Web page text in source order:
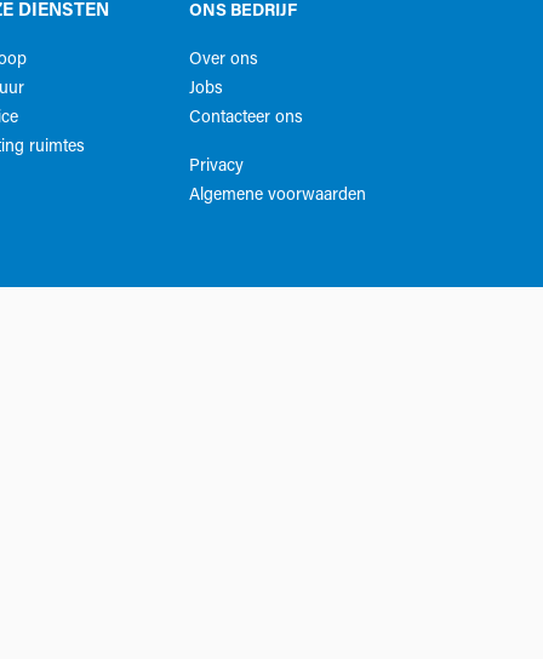
DIENSTEN
ruimtes
ONS BEDRIJF
Over ons
Jobs
Contacteer ons
Privacy
Algemene voorwaarden​